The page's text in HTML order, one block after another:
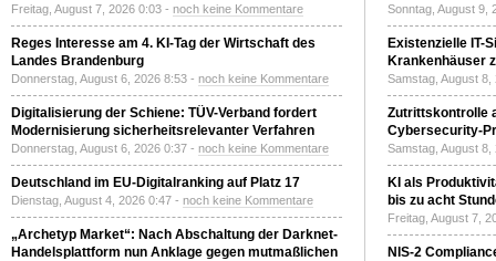
Freitag, August 7, 2026 0:03 - noch keine Kommentare
Reges Interesse am 4. KI-Tag der Wirtschaft des
Landes Brandenburg
Donnerstag, August 6, 2026 8:53 - noch keine Kommentare
Digitalisierung der Schiene: TÜV-Verband fordert
Modernisierung sicherheitsrelevanter Verfahren
Donnerstag, August 6, 2026 0:37 - noch keine Kommentare
Deutschland im EU-Digitalranking auf Platz 17
Dienstag, August 4, 2026 0:47 - noch keine Kommentare
„Archetyp Market“: Nach Abschaltung der Darknet-
Handelsplattform nun Anklage gegen mutmaßlichen
Sonntag, August 9,
Existenzielle IT-
Krankenhäuser
Samstag, August
Zutrittskontrolle
Cybersecurity-
Samstag, August
KI als
bis zu acht
Freitag, August 7,
NIS-2